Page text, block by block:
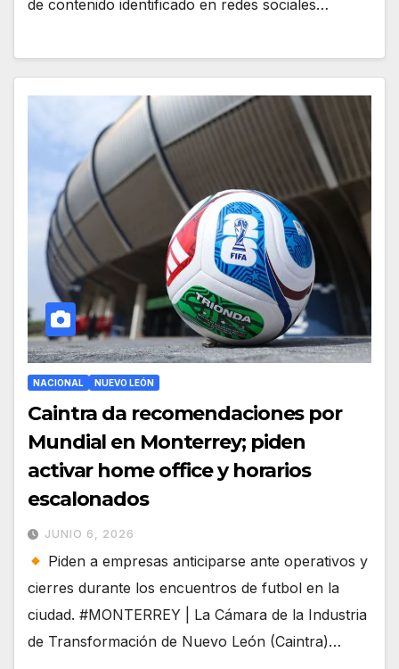
de contenido identificado en redes sociales…
NACIONAL NUEVO LEÓN
Caintra da recomendaciones por
Mundial en Monterrey; piden
activar home office y horarios
escalonados
JUNIO 6, 2026
Piden a empresas anticiparse ante operativos y
cierres durante los encuentros de futbol en la
ciudad. #MONTERREY | La Cámara de la Industria
de Transformación de Nuevo León (Caintra)…